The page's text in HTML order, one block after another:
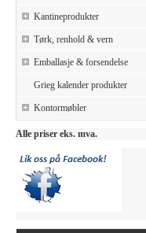
Kantineprodukter
Tørk, renhold & vern
Emballasje & forsendelse
Grieg kalender produkter
Kontormøbler
Alle priser eks. mva.